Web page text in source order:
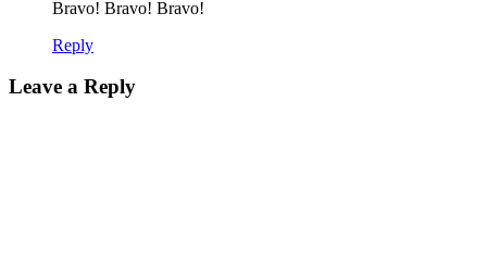
Bravo! Bravo! Bravo!
Reply
Leave a Reply